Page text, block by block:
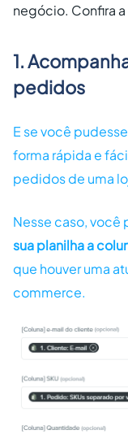
negócio. Confira a
1.
pedidos
E se você
forma rápida e
pedidos de uma
Nesse caso, você
sua planilha a
que houver uma
commerce.